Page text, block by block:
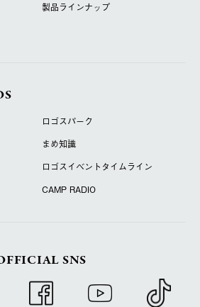
製品ラインナップ
ロゴスパーク
まめ知識
ロゴスイベントタイムライン
CAMP RADIO
SNS